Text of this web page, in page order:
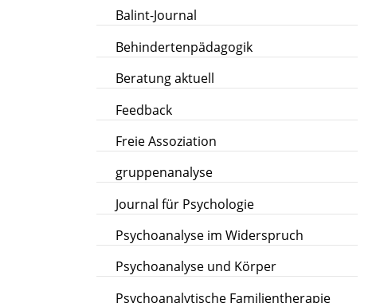
Balint-Journal
Behindertenpädagogik
Beratung aktuell
Feedback
Freie Assoziation
gruppenanalyse
Journal für Psychologie
Psychoanalyse im Widerspruch
Psychoanalyse und Körper
Psychoanalytische Familientherapie